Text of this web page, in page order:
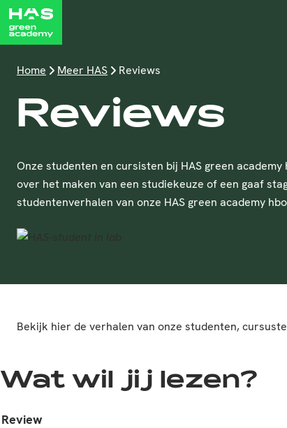
Home Meer HAS Reviews
Reviews
Onze studenten en cursisten bij HAS green
over het maken van een studiekeuze of een gaaf
studentenverhalen van onze HAS green academy
Bekijk hier de verhalen van onze studenten,
Wat wil jij lezen?
Review